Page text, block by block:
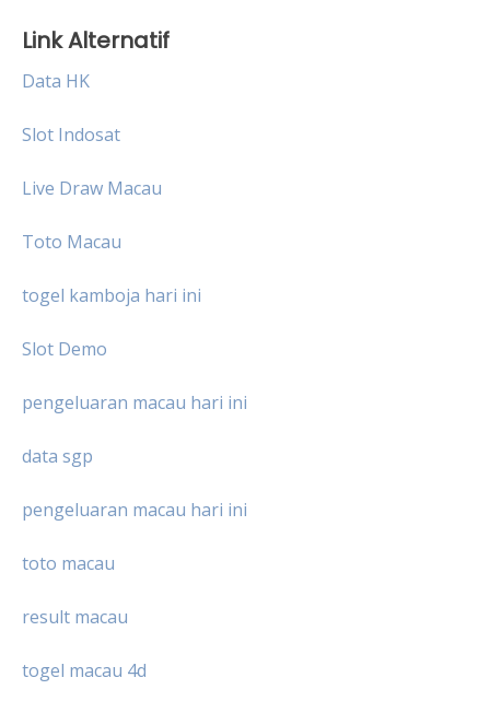
Link Alternatif
Data HK
Slot Indosat
Live Draw Macau
Toto Macau
togel kamboja hari ini
Slot Demo
pengeluaran macau hari ini
data sgp
pengeluaran macau hari ini
toto macau
result macau
togel macau 4d